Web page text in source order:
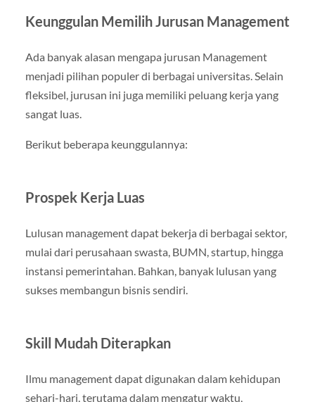
Keunggulan Memilih Jurusan Management
Ada banyak alasan mengapa jurusan Management
menjadi pilihan populer di berbagai universitas. Selain
fleksibel, jurusan ini juga memiliki peluang kerja yang
sangat luas.
Berikut beberapa keunggulannya:
Prospek Kerja Luas
Lulusan management dapat bekerja di berbagai sektor,
mulai dari perusahaan swasta, BUMN, startup, hingga
instansi pemerintahan. Bahkan, banyak lulusan yang
sukses membangun bisnis sendiri.
Skill Mudah Diterapkan
Ilmu management dapat digunakan dalam kehidupan
sehari-hari, terutama dalam mengatur waktu,